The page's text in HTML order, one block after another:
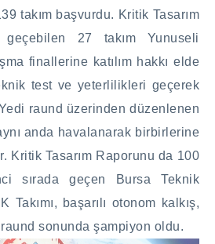
takım başvurdu. Kritik Tasarım
geçebilen 27 takım Yunuseli
finallerine katılım hakkı elde
test ve yeterlilikleri geçerek
raund üzerinden düzenlenen
anda havalanarak birbirlerine
Kritik Tasarım Raporunu da 100
sırada geçen Bursa Teknik
Takımı, başarılı otonom kalkış,
sonunda şampiyon oldu.